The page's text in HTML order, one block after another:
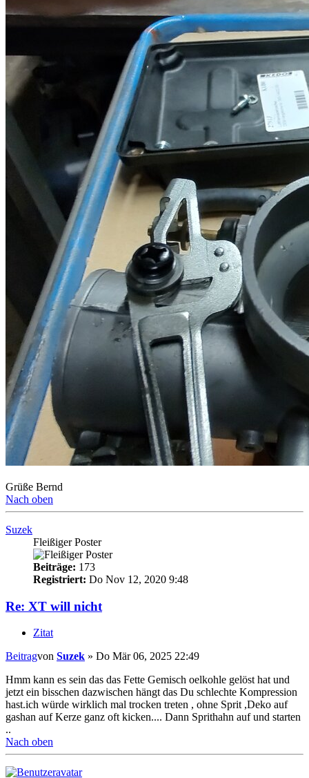
Grüße Bernd
Nach oben
Suzek
Fleißiger Poster
Beiträge: 173
Registriert: Do Nov 12, 2020 9:48
Re: XT will nicht
Zitat
Beitragvon Suzek » Do Mär 06, 2025 22:49
Hmm kann es sein das das Fette Gemisch oelkohle gelöst hat und
jetzt ein bisschen dazwischen hängt das Du schlechte Kompression
hast.ich würde wirklich mal trocken treten , ohne Sprit ,Deko auf
gashan auf Kerze ganz oft kicken.... Dann Sprithahn auf und starten
..
Nach oben